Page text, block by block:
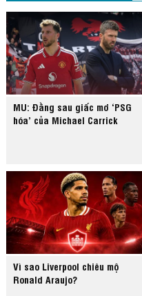
MU: Đằng sau giấc mơ ‘PSG
hóa’ của Michael Carrick
Vì sao Liverpool chiêu mộ
Ronald Araujo?